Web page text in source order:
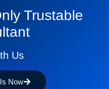
Trustable
Us
Now